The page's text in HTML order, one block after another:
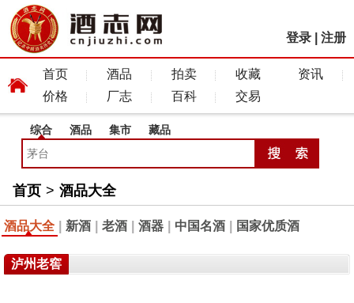
登录 注册
首页 酒品 拍卖 收藏
资讯
价格
厂志 百科 交易
综合 酒品 集市 藏品
首页 > 酒品大全
酒品大全 新酒 老酒 酒器 中国名酒 国家优质酒
泸州老窖